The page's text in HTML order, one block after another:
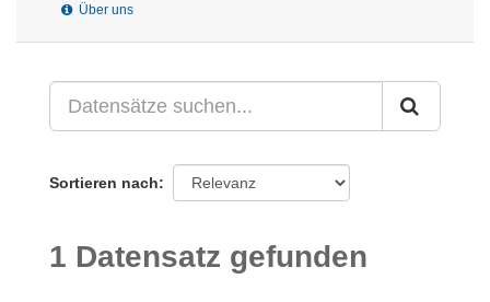
Über uns
Sortieren nach
1 Datensatz gefunden